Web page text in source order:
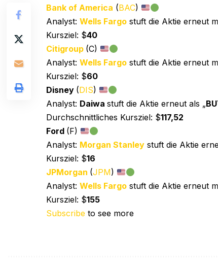
Bank of America (BAC)
Analyst: Wells Fargostuft die Aktie erneut
Kursziel: $40
Citigroup (C)
Analyst: Wells Fargostuft die Aktie erneut
Kursziel: $60
Disney (DIS)
Analyst: Daiwa stuft die Aktie erneut als „
Durchschnittliches Kursziel: $117,52
Ford (F)
Analyst: Morgan Stanleystuft die Aktie
Kursziel: $16
JPMorgan (JPM)
Analyst: Wells Fargostuft die Aktie erneut
Kursziel: $155
Subscribeto see more